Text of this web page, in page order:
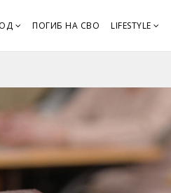
ПОГИБ НА СВО LIFESTYLE